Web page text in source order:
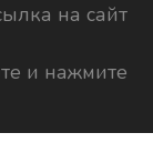
на сайт
и нажмите